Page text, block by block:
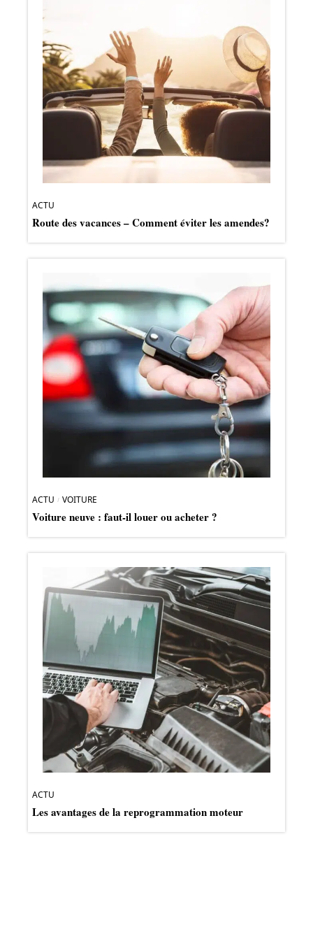
ACTU
Route des vacances – Comment éviter les amendes?
ACTU VOITURE
Voiture neuve : faut-il louer ou acheter ?
ACTU
Les avantages de la reprogrammation moteur